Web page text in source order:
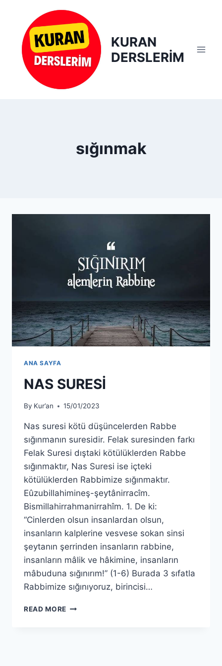
content
KURAN
DERSLERİM
sığınmak
ANA SAYFA
NAS SURESİ
By Kur’an 15/01/2023
Nas suresi kötü düşüncelerden Rabbe
sığınmanın suresidir. Felak suresinden farkı
Felak Suresi dıştaki kötülüklerden Rabbe
sığınmaktır, Nas Suresi ise içteki
kötülüklerden Rabbimize sığınmaktır.
Eûzubillahimineş-şeytânirracîm.
Bismillahirrahmanirrahîm. 1. De ki:
“Cinlerden olsun insanlardan olsun,
insanların kalplerine vesvese sokan sinsi
şeytanın şerrinden insanların rabbine,
insanların mâlik ve hâkimine, insanların
mâbuduna sığınırım!” (1-6) Burada 3 sıfatla
Rabbimize sığınıyoruz, birincisi…
READ MORE NAS